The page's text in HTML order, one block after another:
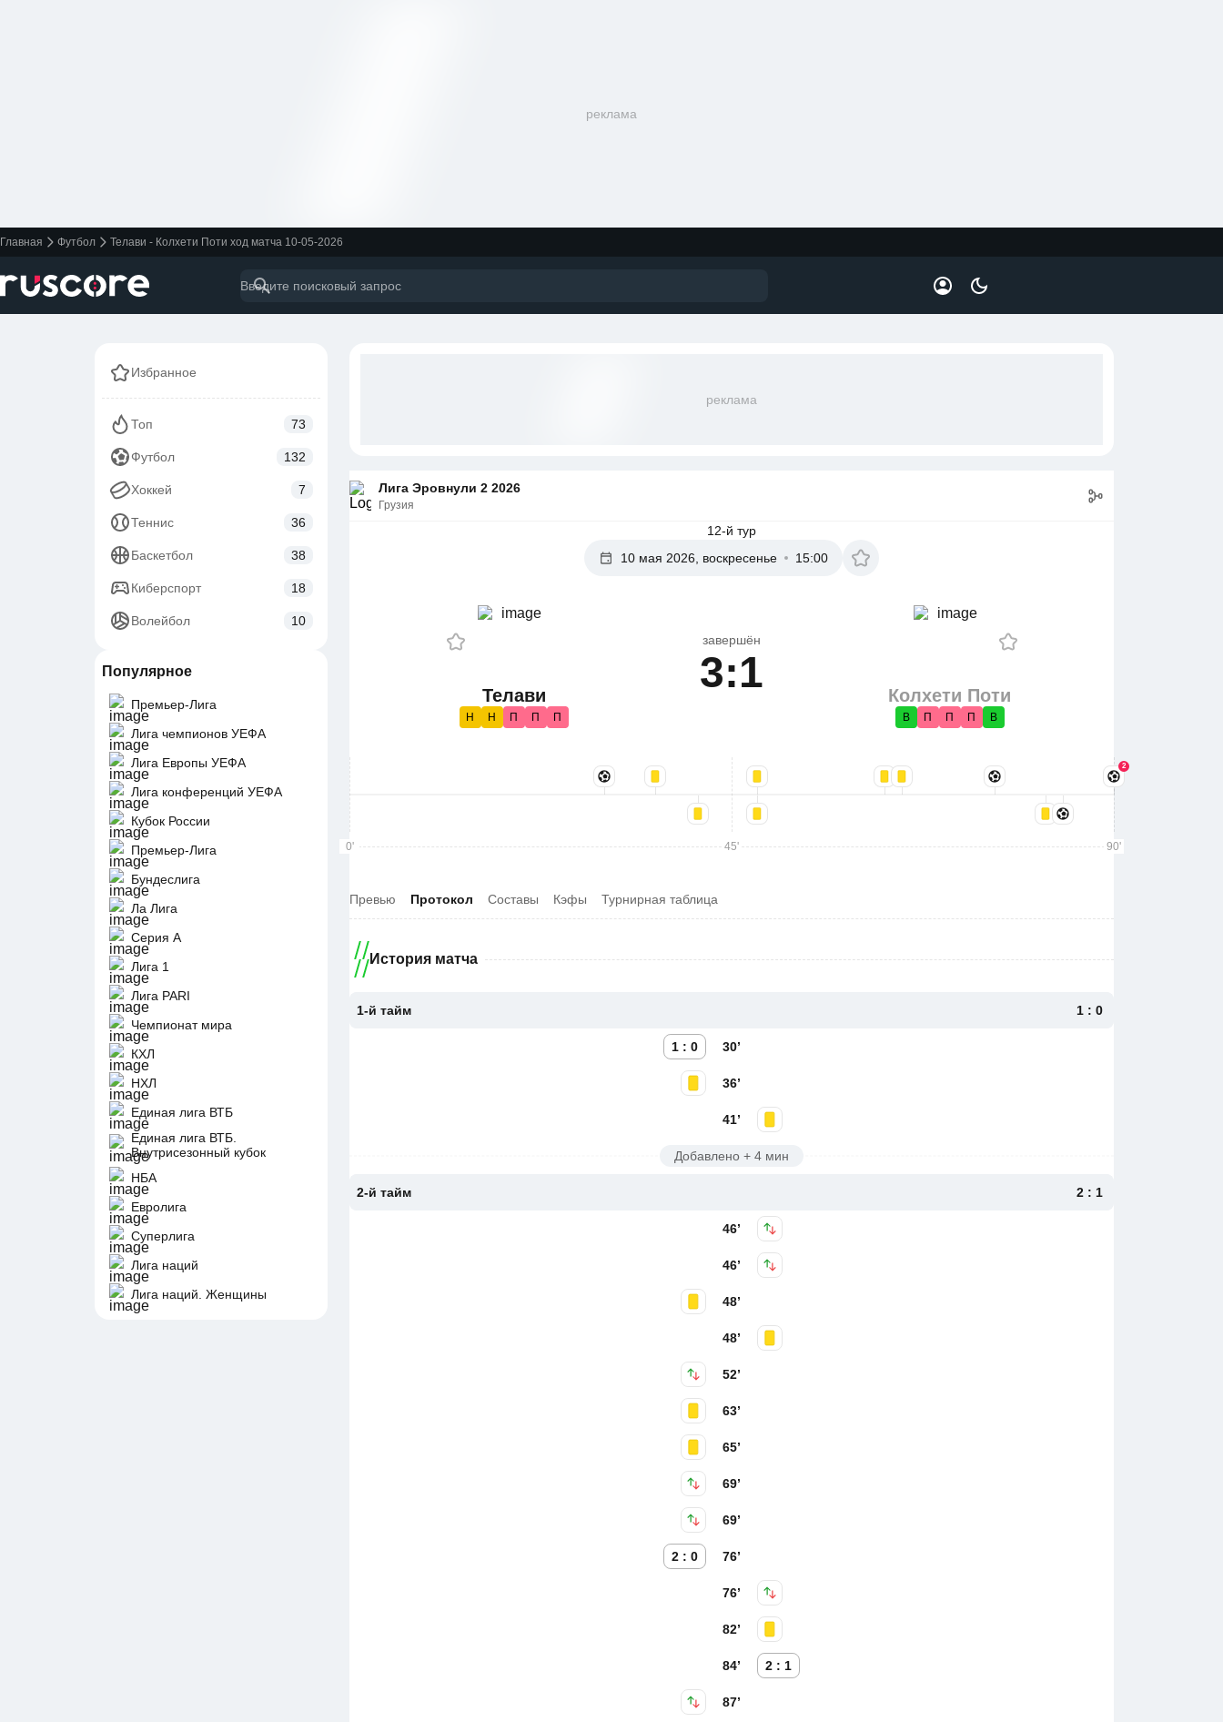
реклама
Главная Футбол Телави - Колхети Поти ход матча 10-05-2026
Избранное
Топ 73
Футбол 132
Хоккей 7
Теннис 36
Баскетбол 38
Киберспорт 18
Волейбол 10
Популярное
Премьер-Лига
Лига чемпионов УЕФА
Лига Европы УЕФА
Лига конференций УЕФА
Кубок России
Премьер-Лига
Бундеслига
Ла Лига
Серия А
Лига 1
Лига PARI
Чемпионат мира
КХЛ
НХЛ
Единая лига ВТБ
Единая лига ВТБ.
Внутрисезонный кубок
НБА
Евролига
Суперлига
Лига наций
Лига наций. Женщины
реклама
Лига Эровнули 2 2026
Грузия
12-й тур
10 мая 2026, воскресенье
15:00
Телави
Н Н П П П
завершён
3:1 Колхети Поти
В П П П В
2
0' 45' 90'
Превью Протокол Составы Кэфы Турнирная таблица
История матча
1-й тайм 1 : 0
1 : 0 30’
36’
41’
Добавлено + 4 мин
2-й тайм 2 : 1
46’
46’
48’
48’
52’
63’
65’
69’
69’
2 : 0 76’
76’
82’
2 : 1
84’
87’